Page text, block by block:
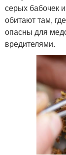
серых бабочек
обитают там,
опасны для
вредителями.